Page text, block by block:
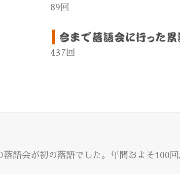
89回
437回
落語会が初の落語でした。年間およそ100